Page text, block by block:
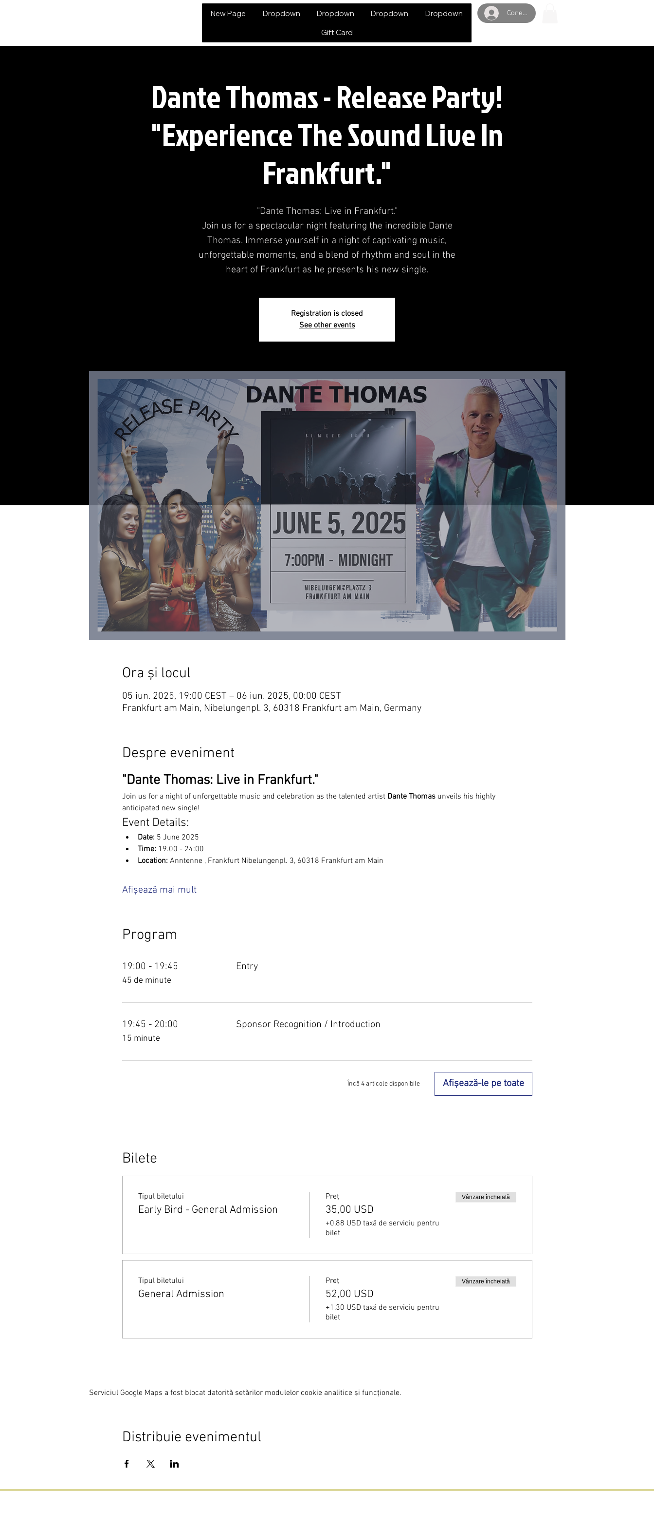
New Page Dropdown Dropdown Dropdown Dropdown
Gift Card
Conectează-te
Dante Thomas - Release Party!
"Experience The Sound Live In
Frankfurt."
"Dante Thomas: Live in Frankfurt."
Join us for a spectacular night featuring the incredible Dante
Thomas. Immerse yourself in a night of captivating music,
unforgettable moments, and a blend of rhythm and soul in the
heart of Frankfurt as he presents his new single.
Registration is closed
See other events
Ora și locul
05 iun. 2025, 19:00 CEST – 06 iun. 2025, 00:00 CEST
Frankfurt am Main, Nibelungenpl. 3, 60318 Frankfurt am Main, Germany
Despre eveniment
"Dante Thomas: Live in Frankfurt."
Join us for a night of unforgettable music and celebration as the talented artist Dante Thomas unveils his highly
anticipated new single!
Event Details:
Date: 5 June 2025
Time: 19.00 - 24:00
Location: Anntenne , Frankfurt Nibelungenpl. 3, 60318 Frankfurt am Main
Afișează mai mult
Program
19:00 - 19:45
45 de minute
Entry
19:45 - 20:00
15 minute
Sponsor Recognition / Introduction
Încă 4 articole disponibile Afișează-le pe toate
Bilete
Tipul biletului
Early Bird - General Admission
Preț
35,00 USD
+0,88 USD taxă de serviciu pentru
bilet
Vânzare încheiată
Tipul biletului
General Admission
Preț
52,00 USD
+1,30 USD taxă de serviciu pentru
bilet
Vânzare încheiată
Serviciul Google Maps a fost blocat datorită setărilor modulelor cookie analitice și funcționale.
Distribuie evenimentul